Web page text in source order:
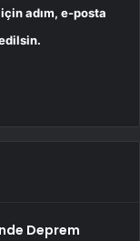
adım, e-posta
Deprem